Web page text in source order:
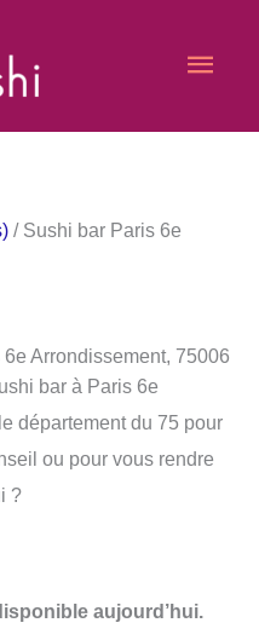
/ Sushi bar Paris 6e
Arrondissement, 75006
bar à Paris 6e
département du 75 pour
ou pour vous rendre
?
aujourd’hui.